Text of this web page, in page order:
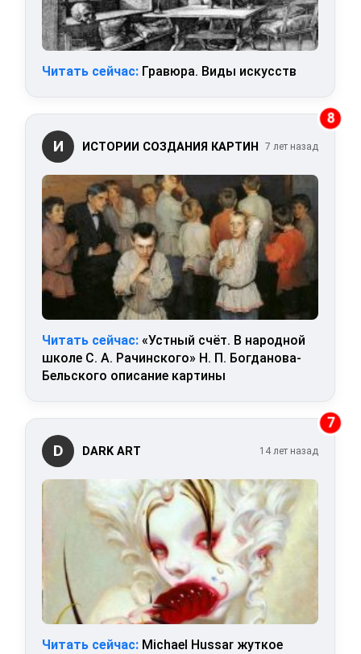
Читать сейчас: Гравюра. Виды искусств
8
И ИСТОРИИ СОЗДАНИЯ КАРТИН 7 лет назад
Читать сейчас: «Устный счёт. В народной
школе С. А. Рачинского» Н. П. Богданова-
Бельского описание картины
7
D DARK ART 14 лет назад
Читать сейчас: Michael Hussar жуткое